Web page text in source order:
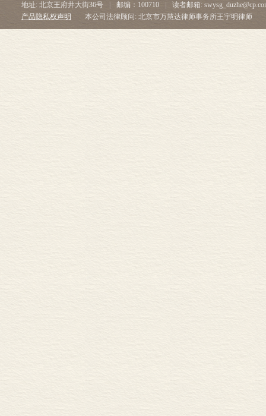
地址: 北京王府井大街36号
邮编：100710
读者邮箱:
产品隐私权声明
本公司法律顾问: 北京市万慧达律师事务所王宇明律师